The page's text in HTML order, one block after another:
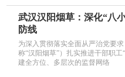
武汉汉阳烟草：深化“八
防线
为深入贯彻落实全面从严治党要
称“汉阳烟草”）扎实推进干部职
建全方位、多层次的监督网络